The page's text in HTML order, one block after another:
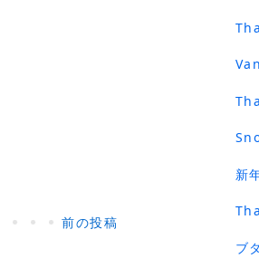
前の投稿
新
ブ